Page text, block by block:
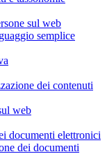
sul web
semplice
dei contenuti
web
documenti elettronici
dei documenti